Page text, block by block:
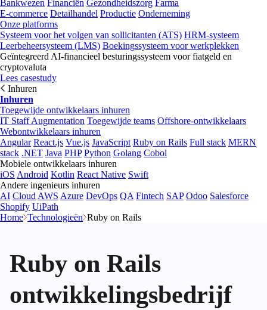
Bankwezen Financiën Gezondheidszorg Farma
E-commerce Detailhandel Productie Onderneming
Onze platforms
Systeem voor het volgen van sollicitanten (ATS) HRM-systeem
Leerbeheersysteem (LMS) Boekingssysteem voor werkplekken
Geïntegreerd AI-financieel besturingssysteem voor fiatgeld en
cryptovaluta
Lees casestudy
Inhuren
Inhuren
Toegewijde ontwikkelaars inhuren
IT Staff Augmentation Toegewijde teams Offshore-ontwikkelaars
Webontwikkelaars inhuren
Angular React.js Vue.js JavaScript Ruby on Rails Full stack MERN
stack .NET Java PHP Python Golang Cobol
Mobiele ontwikkelaars inhuren
iOS Android Kotlin React Native Swift
Andere ingenieurs inhuren
AI Cloud AWS Azure DevOps QA Fintech SAP Odoo Salesforce
Shopify UiPath
Home Technologieën Ruby on Rails
Ruby on Rails
ontwikkelingsbedrijf